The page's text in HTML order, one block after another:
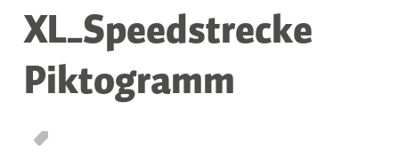
XL_Speedstrecke
Piktogramm
T